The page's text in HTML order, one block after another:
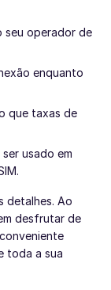
seu operador de
enquanto
que taxas de
usado em
detalhes. Ao
desfrutar de
toda a sua